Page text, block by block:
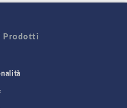
Prodotti